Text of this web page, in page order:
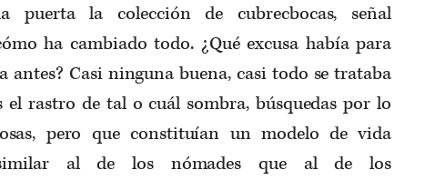
puerta la colección de cubrecbocas, señal
ha cambiado todo. ¿Qué excusa había para
antes? Casi ninguna buena, casi todo se trataba
rastro de tal o cuál sombra, búsquedas por lo
pero que constituían un modelo de vida
al de los nómades que al de los